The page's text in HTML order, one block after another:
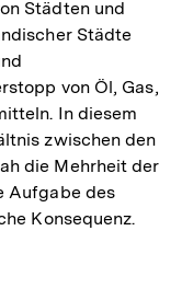
Städten und
Städte
von Öl, Gas,
In diesem
zwischen den
die Mehrheit der
Aufgabe des
Konsequenz.